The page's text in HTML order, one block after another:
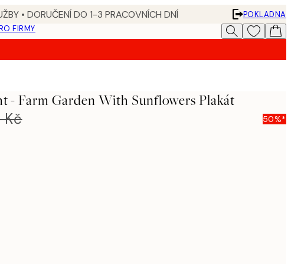
• DORUČENÍ DO 1-3 PRACOVNÍCH DNÍ
POKLADNA
FIRMY
- Farm Garden With Sunflowers Plakát
Kč 50%*